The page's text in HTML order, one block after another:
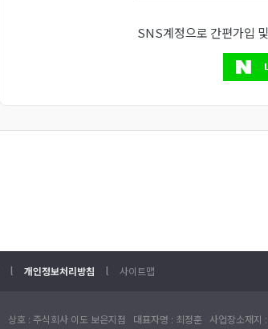
SNS계정으로 간편가입
l 개인정보처리방침 l 사이트맵
상호 : 주식회사 이도 보은지점 대표자명 : 최정훈 사업장소재